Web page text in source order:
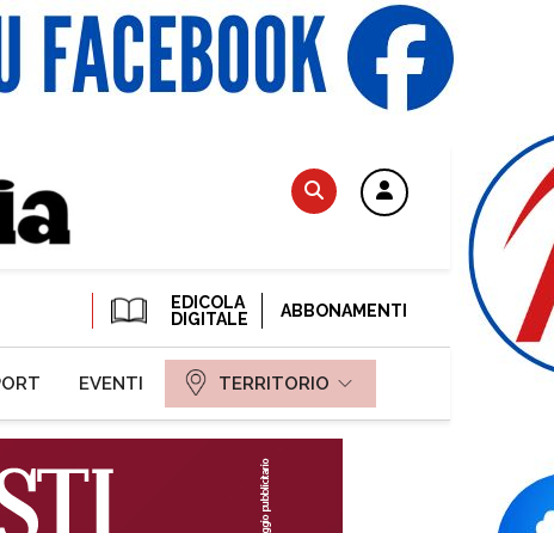
EDICOLA
DIGITALE
ABBONAMENTI
EVENTI TERRITORIO